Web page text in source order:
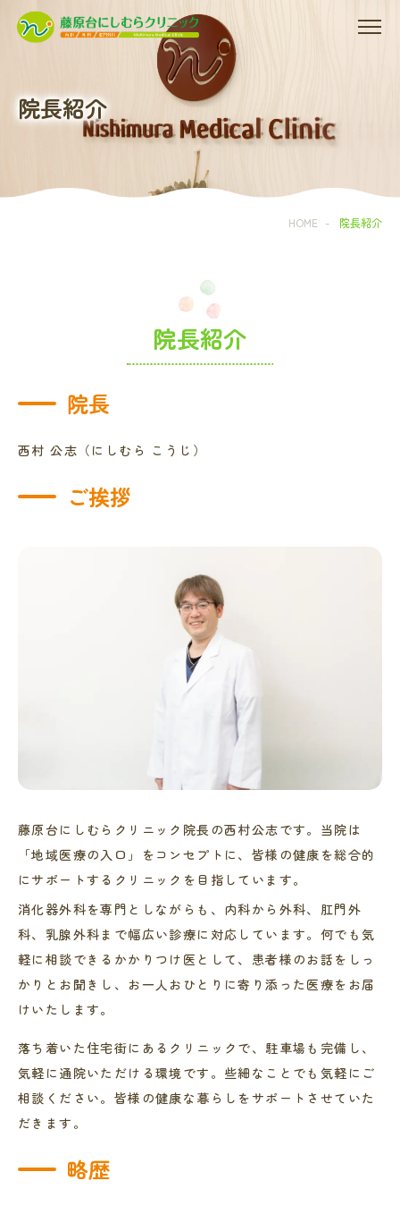
院長紹介
HOME - 院長紹介
院長紹介
院長
西村 公志（にしむら こうじ）
ご挨拶
藤原台にしむらクリニック院長の西村公志です。当院は
「地域医療の入口」をコンセプトに、皆様の健康を総合的
にサポートするクリニックを目指しています。
消化器外科を専門としながらも、内科から外科、肛門外
科、乳腺外科まで幅広い診療に対応しています。何でも気
軽に相談できるかかりつけ医として、患者様のお話をしっ
かりとお聞きし、お一人おひとりに寄り添った医療をお届
けいたします。
落ち着いた住宅街にあるクリニックで、駐車場も完備し、
気軽に通院いただける環境です。些細なことでも気軽にご
相談ください。皆様の健康な暮らしをサポートさせていた
だきます。
略歴